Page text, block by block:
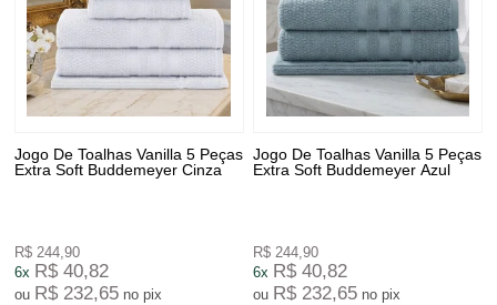
Jogo De Toalhas Vanilla 5 Peças
Extra Soft Buddemeyer Cinza
R$ 244,90
6x R$ 40,82
ou R$ 232,65 no pix
Jogo De Toalhas Vanilla 5 Peças
Extra Soft Buddemeyer Azul
R$ 244,90
6x R$ 40,82
ou R$ 232,65 no pix